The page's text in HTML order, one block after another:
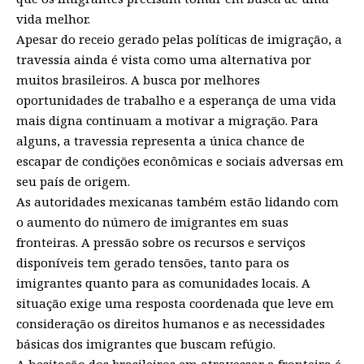
vida melhor.
Apesar do receio gerado pelas políticas de imigração, a
travessia ainda é vista como uma alternativa por
muitos brasileiros. A busca por melhores
oportunidades de trabalho e a esperança de uma vida
mais digna continuam a motivar a migração. Para
alguns, a travessia representa a única chance de
escapar de condições econômicas e sociais adversas em
seu país de origem.
As autoridades mexicanas também estão lidando com
o aumento do número de imigrantes em suas
fronteiras. A pressão sobre os recursos e serviços
disponíveis tem gerado tensões, tanto para os
imigrantes quanto para as comunidades locais. A
situação exige uma resposta coordenada que leve em
consideração os direitos humanos e as necessidades
básicas dos imigrantes que buscam refúgio.